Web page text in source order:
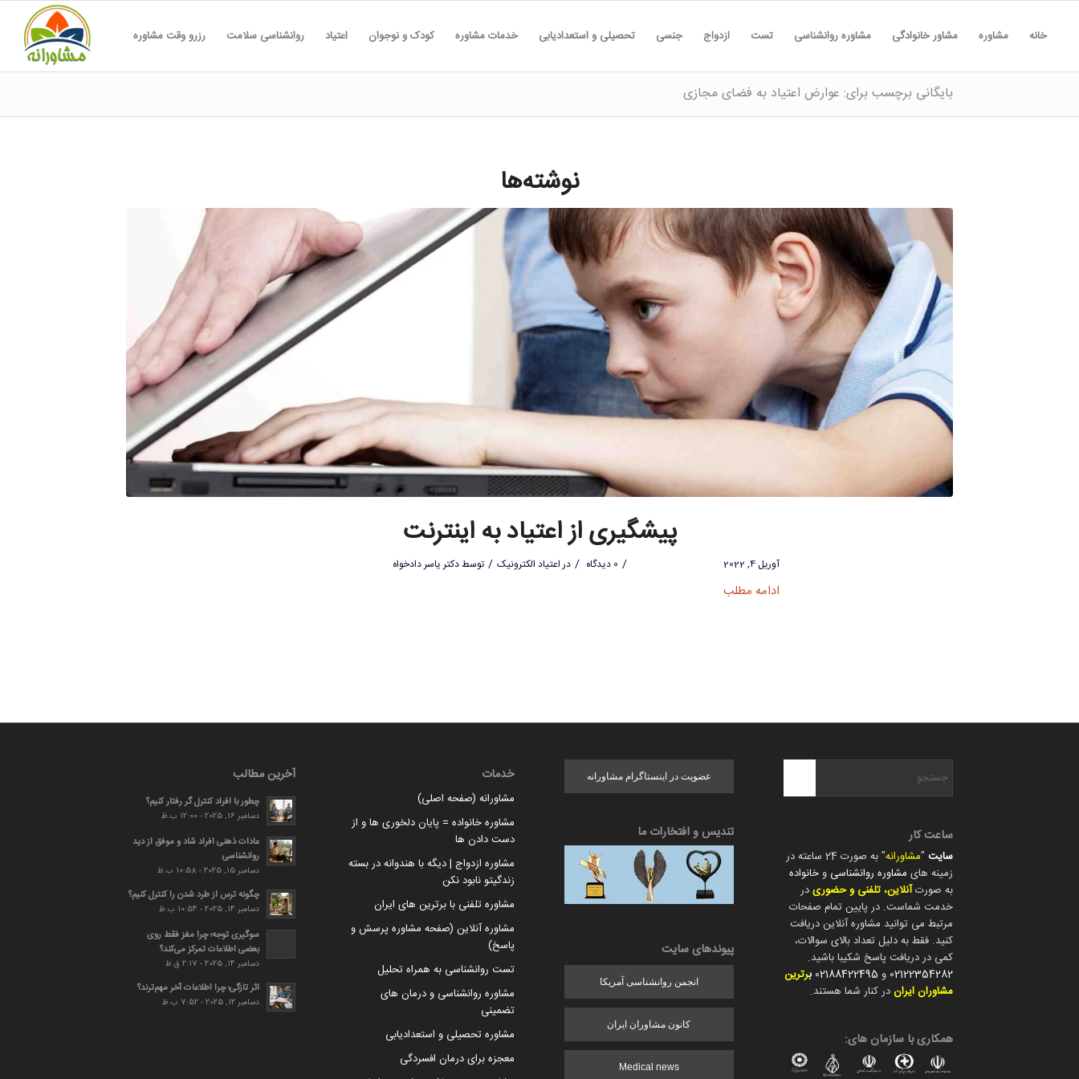
خانه مشاوره مشاور خانوادگی مشاوره روانشناسی تست ازدواج جنسی تحصیلی و استعدادیابی خدمات مشاوره کودک و نوجوان اعتیاد روانشناسی سلامت رزرو وقت مشاوره
بایگانی برچسب برای: عوارض اعتیاد به فضای مجازی
نوشته‌ها
پیشگیری از اعتیاد به اینترنت
آوریل 4, 2022 / 0 دیدگاه / دراعتیاد الکترونیک / توسطدکتر یاسر دادخواه
ادامه مطلب
ساعت کار
سایت "مشاورانه
" به صورت 24 ساعته در
زمینه های مشاوره روانشناسی و خانواده
به صورتآنلاین، تلفنی و حضوریدر
خدمت شماست. در پایین تمام صفحات
مرتبط می توانید مشاوره آنلاین دریافت
کنید. فقط به دلیل تعداد بالای سوالات،
کمی در دریافت پاسخ شکیبا باشید.
02122354282 و 02188422495 برترین
مشاوران ایراندر کنار شما هستند.
همکاری با سازمان های:
عضویت در اینستاگرام مشاورانه
تندیس و افتخارات ما
پیوندهای سایت
انجمن روانشناسی آمریکا
کانون مشاوران ایران
Medical news
خدمات
مشاورانه (صفحه اصلی)
مشاوره خانواده = پایان دلخوری ها و از
دست دادن ها
مشاوره ازدواج | دیگه با هندوانه در بسته
زندگیتو نابود نکن
مشاوره تلفنی با برترین های ایران
مشاوره آنلاین (صفحه مشاوره پرسش و
پاسخ)
تست روانشناسی به همراه تحلیل
مشاوره روانشناسی و درمان های
تضمینی
مشاوره تحصیلی و استعدادیابی
معجزه برای درمان افسردگی
آخرین مطالب
چطور با افراد کنترل گر رفتار کنیم؟
دسامبر 16, 2025 - 12:00 ب.ظ
عادات ذهنی افراد شاد و موفق از دید
روانشناسی
دسامبر 15, 2025 - 10:58 ب.ظ
چگونه ترس از طرد شدن را کنترل کنیم؟
دسامبر 14, 2025 - 10:54 ب.ظ
سوگیری توجه؛ چرا مغز فقط روی
بعضی اطلاعات تمرکز می‌کند؟
دسامبر 14, 2025 - 2:17 ق.ظ
اثر تازگی؛ چرا اطلاعات آخر مهم‌ترند؟
دسامبر 12, 2025 - 7:52 ب.ظ